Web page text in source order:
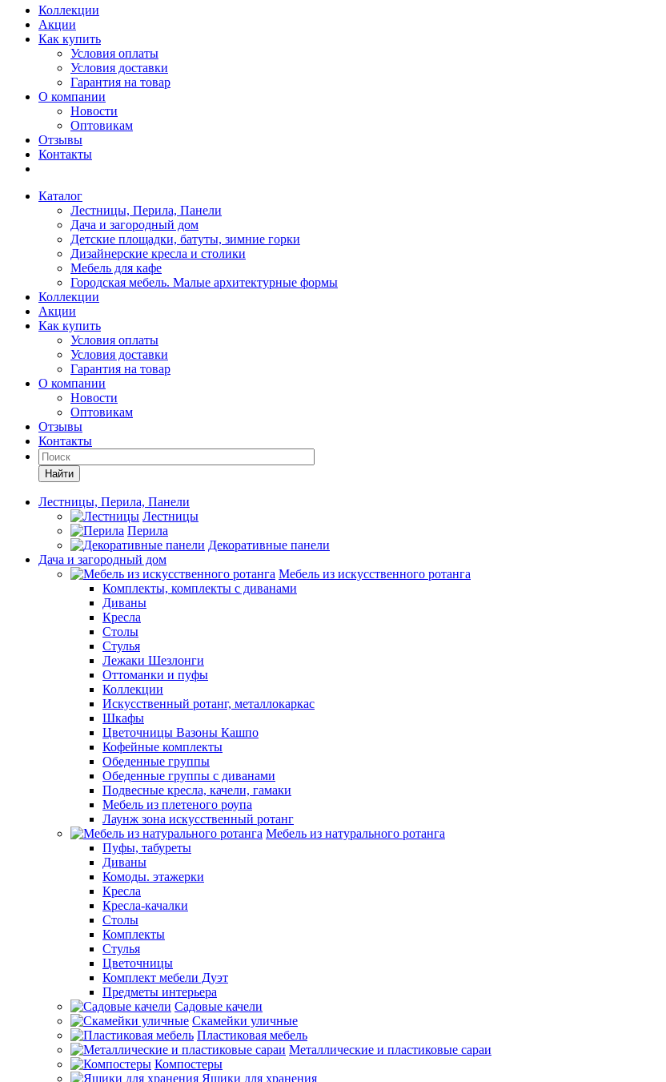
Коллекции
Акции
Как купить
Условия оплаты
Условия доставки
Гарантия на товар
О компании
Новости
Оптовикам
Отзывы
Контакты
Каталог
Лестницы, Перила, Панели
Дача и загородный дом
Детские площадки, батуты, зимние горки
Дизайнерские кресла и столики
Мебель для кафе
Городская мебель. Малые архитектурные формы
Коллекции
Акции
Как купить
Условия оплаты
Условия доставки
Гарантия на товар
О компании
Новости
Оптовикам
Отзывы
Контакты
Найти
Лестницы, Перила, Панели
Лестницы
Перила
Декоративные панели
Дача и загородный дом
Мебель из искусственного ротанга
Комплекты, комплекты с диванами
Диваны
Кресла
Столы
Стулья
Лежаки Шезлонги
Оттоманки и пуфы
Коллекции
Искусственный ротанг, металлокаркас
Шкафы
Цветочницы Вазоны Кашпо
Кофейные комплекты
Обеденные группы
Обеденные группы с диванами
Подвесные кресла, качели, гамаки
Мебель из плетеного роупа
Лаунж зона искусственный ротанг
Мебель из натурального ротанга
Пуфы, табуреты
Диваны
Комоды. этажерки
Кресла
Кресла-качалки
Столы
Комплекты
Стулья
Цветочницы
Комплект мебели Дуэт
Предметы интерьера
Садовые качели
Скамейки уличные
Пластиковая мебель
Металлические и пластиковые сараи
Компостеры
Ящики для хранения